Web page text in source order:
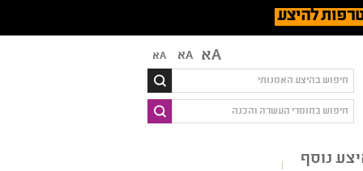
להיצע
Aא Aא Aא
נוסף